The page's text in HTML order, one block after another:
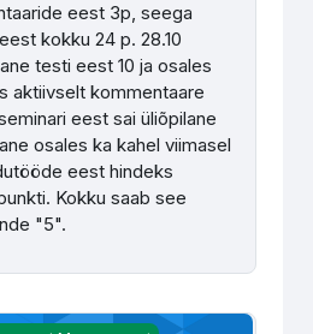
eest 3p, seega
kokku 24 p. 28.10
testi eest 10 ja osales
aktiivselt kommentaare
eest sai üliõpilane
osales ka kahel viimasel
eest hindeks
Kokku saab see
"5".